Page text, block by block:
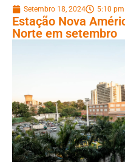
Setembro 18, 2024 5:10 pm
Estação Nova
Norte em setembro